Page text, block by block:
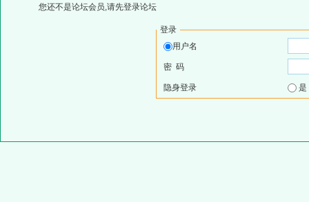
您还不是论坛会员,请先登录论坛
登录
用户名
密 码
隐身登录